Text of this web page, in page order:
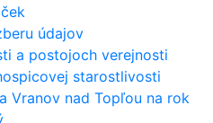
údajov
a postojoch verejnosti
starostlivosti
Vranov nad Topľou na rok